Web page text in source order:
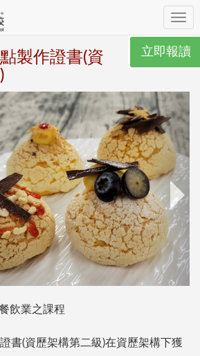
製作證書(資
立即報讀
飲業之課程
書(資歷架構第二級)在資歷架構下獲